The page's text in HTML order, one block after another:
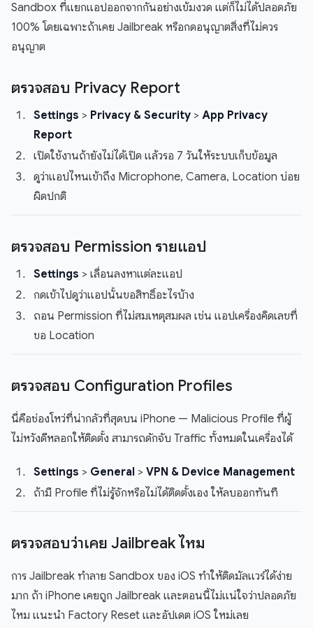
Sandbox ที่แยกแอปออกจากกันอย่างเข้มงวด แต่ก็ไม่ได้ปลอดภัย
100% โดยเฉพาะถ้าเคย Jailbreak หรือกดอนุญาตสิ่งที่ไม่ควร
อนุญาต
ตรวจสอบ Privacy Report
Settings > Privacy & Security > App Privacy
Report
เปิดใช้งานถ้ายังไม่ได้เปิด แล้วรอ 7 วันให้ระบบเก็บข้อมูล
ดูว่าแอปไหนเข้าถึง Microphone, Camera, Location บ่อย
ผิดปกติ
ตรวจสอบ Permission รายแอป
Settings > เลื่อนลงหาแต่ละแอป
กดเข้าไปดูว่าแอปนั้นขอสิทธิ์อะไรบ้าง
ถอน Permission ที่ไม่สมเหตุสมผล เช่น แอปเครื่องคิดเลขที่
ขอ Location
ตรวจสอบ Configuration Profiles
นี่คือช่องโหว่ที่น่ากลัวที่สุดบน iPhone — Malicious Profile ที่ผู้
ไม่หวังดีหลอกให้ติดตั้ง สามารถดักจับ Traffic ทั้งหมดในเครื่องได้
Settings > General > VPN & Device Management
ถ้ามี Profile ที่ไม่รู้จักหรือไม่ได้ติดตั้งเอง ให้ลบออกทันที
ตรวจสอบว่าเคย Jailbreak ไหม
การ Jailbreak ทำลาย Sandbox ของ iOS ทำให้ติดมัลแวร์ได้ง่าย
มาก ถ้า iPhone เคยถูก Jailbreak และตอนนี้ไม่แน่ใจว่าปลอดภัย
ไหม แนะนำ Factory Reset และอัปเดต iOS ใหม่เลย